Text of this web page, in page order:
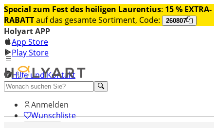
Special zum Fest des heiligen Laurentius: 15 % EXTRA-
RABATTauf das gesamte Sortiment, Code: 260807
Holyart APP
App Store
Play Store
Hilfe und Kontakt
Entdecken Sie Premium
Anmelden
Wunschliste